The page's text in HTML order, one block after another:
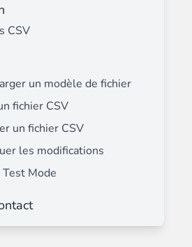
CSV
un modèle de fichier
fichier CSV
un fichier CSV
les modifications
Test Mode